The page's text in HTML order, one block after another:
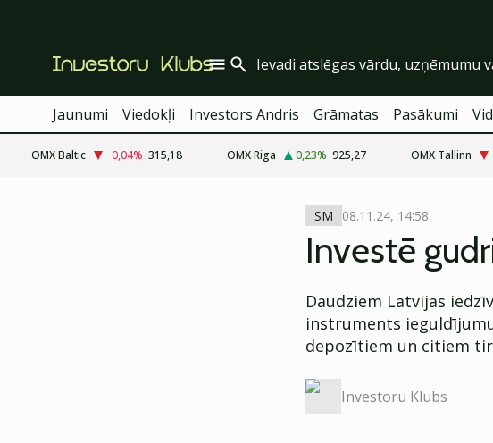
Jaunumi Viedokļi Investors Andris Grāmatas Pasākumi
OMX Baltic −0,04% 315,18 OMX Riga 0,23% 925,27 OMX Tallinn
SM 08.11.24, 14:58
Investē
Daudziem Latvijas
instruments
depozītiem un citiem
Investoru Klubs